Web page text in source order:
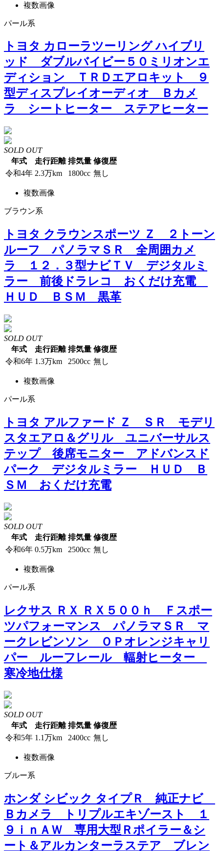
複数画像
パール系
トヨタ カローラツーリング ハイブリ
ッド ダブルバイビー５０ミリオンエ
ディション ＴＲＤエアロキット ９
型ディスプレイオーディオ Ｂカメ
ラ シートヒーター ステアヒーター
SOLD OUT
年式
走行距離 排気量 修復歴
令和4年 2.3万km 1800cc 無し
複数画像
ブラウン系
トヨタ クラウンスポーツ Ｚ ２トーン
ルーフ パノラマＳＲ 全周囲カメ
ラ １２．３型ナビＴＶ デジタルミ
ラー 前後ドラレコ おくだけ充電
ＨＵＤ ＢＳＭ 黒革
SOLD OUT
年式
走行距離 排気量 修復歴
令和6年 1.3万km 2500cc 無し
複数画像
パール系
トヨタ アルファード Ｚ ＳＲ モデリ
スタエアロ＆グリル ユニバーサルス
テップ 後席モニター アドバンスド
パーク デジタルミラー ＨＵＤ Ｂ
ＳＭ おくだけ充電
SOLD OUT
年式
走行距離 排気量 修復歴
令和6年 0.5万km 2500cc 無し
複数画像
パール系
レクサス ＲＸ ＲＸ５００ｈ Ｆスポー
ツパフォーマンス パノラマＳＲ マ
ークレビンソン ＯＰオレンジキャリ
パー ルーフレール 輻射ヒーター
寒冷地仕様
SOLD OUT
年式
走行距離 排気量 修復歴
令和5年 1.1万km 2400cc 無し
複数画像
ブルー系
ホンダ シビック タイプＲ 純正ナビ
Ｂカメラ トリプルエキゾースト １
９ｉｎＡＷ 専用大型Ｒポイラー＆シ
ート＆アルカンターラステア ブレン